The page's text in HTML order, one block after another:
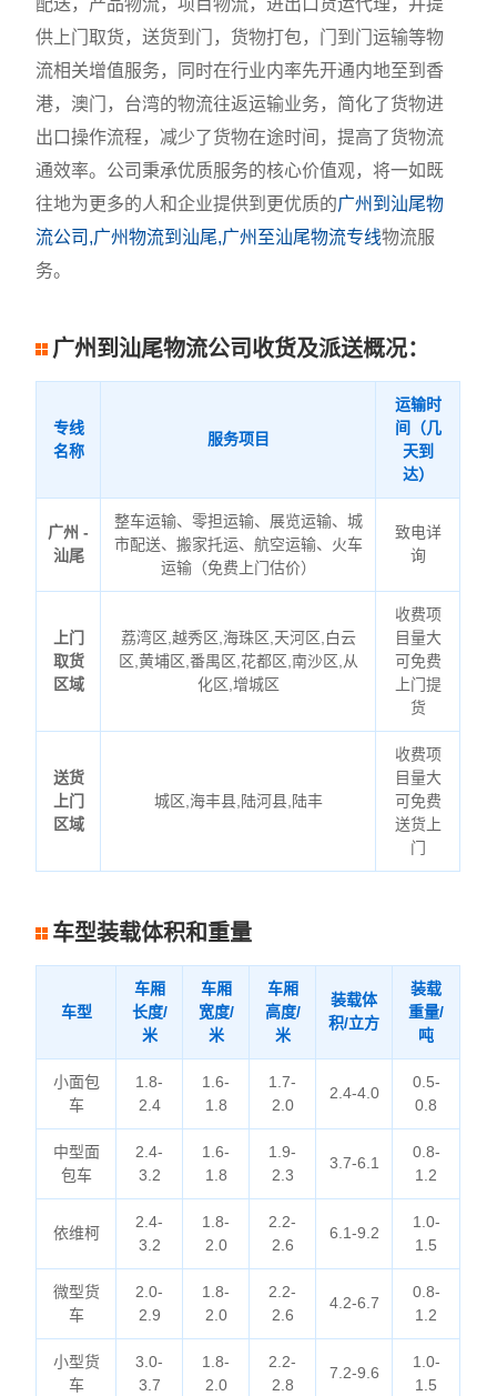
配送，产品物流，项目物流，进出口货运代理，并提
供上门取货，送货到门，货物打包，门到门运输等物
流相关增值服务，同时在行业内率先开通内地至到香
港，澳门，台湾的物流往返运输业务，简化了货物进
出口操作流程，减少了货物在途时间，提高了货物流
通效率。公司秉承优质服务的核心价值观，将一如既
往地为更多的人和企业提供到更优质的广州到汕尾物
流公司,广州物流到汕尾,广州至汕尾物流专线物流服
务。
广州到汕尾物流公司收货及派送概况：
专线
名称
服务项目
运输时
间（几
天到
达）
广州 -
汕尾
整车运输、零担运输、展览运输、城
市配送、搬家托运、航空运输、火车
运输（免费上门估价）
致电详
询
上门
取货
区域
荔湾区,越秀区,海珠区,天河区,白云
区,黄埔区,番禺区,花都区,南沙区,从
化区,增城区
收费项
目量大
可免费
上门提
货
送货
上门
区域
城区,海丰县,陆河县,陆丰
收费项
目量大
可免费
送货上
门
车型装载体积和重量
车型
车厢
长度/
米
车厢
宽度/
米
车厢
高度/
米
装载体
积/立方
装载
重量/
吨
小面包
车
1.8-
2.4
1.6-
1.8
1.7-
2.0
2.4-4.0
0.5-
0.8
中型面
包车
2.4-
3.2
1.6-
1.8
1.9-
2.3
3.7-6.1
0.8-
1.2
依维柯
2.4-
3.2
1.8-
2.0
2.2-
2.6
6.1-9.2
1.0-
1.5
微型货
车
2.0-
2.9
1.8-
2.0
2.2-
2.6
4.2-6.7
0.8-
1.2
小型货
车
3.0-
3.7
1.8-
2.0
2.2-
2.8
7.2-9.6
1.0-
1.5